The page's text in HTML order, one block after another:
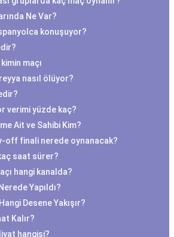
Ne Var?
konuşuyor?
maçı
nasıl ölüyor?
verimi yüzde kaç?
Ait ve Sahibi Kim?
off finali nerede oynanacak?
saat sürer?
hangi kanalda?
Yapıldı?
Desene Yakışır?
Kalır?
hangisi?